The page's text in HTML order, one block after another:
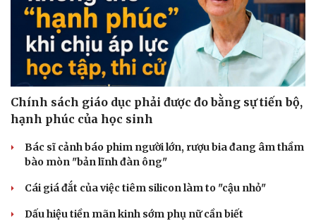
Chính sách giáo dục phải được đo bằng sự tiến bộ,
hạnh phúc của học sinh
Bác sĩ cảnh báo phim người lớn, rượu bia đang âm thầm
bào mòn "bản lĩnh đàn ông"
Cái giá đắt của việc tiêm silicon làm to "cậu nhỏ"
Dấu hiệu tiền mãn kinh sớm phụ nữ cần biết